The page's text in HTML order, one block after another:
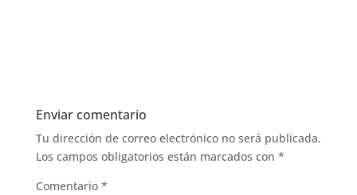
Enviar comentario
Tu dirección de correo electrónico no será publicada.
Los campos obligatorios están marcados con *
Comentario *